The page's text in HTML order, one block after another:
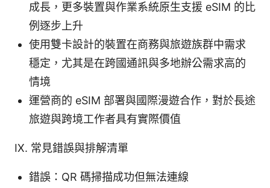
成長，更多裝置與作業系統原生支援 eSIM 的比
例逐步上升
使用雙卡設計的裝置在商務與旅遊族群中需求
穩定，尤其是在跨國通訊與多地辦公需求高的
情境
運營商的 eSIM 部署與國際漫遊合作，對於長途
旅遊與跨境工作者具有實際價值
IX. 常見錯誤與排解清單
錯誤：QR 碼掃描成功但無法連線